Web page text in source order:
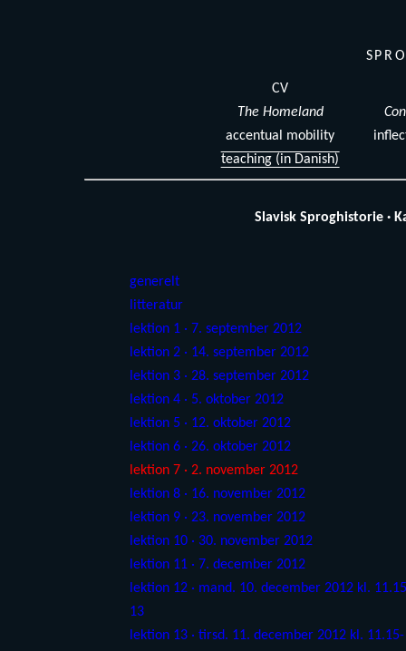
CV
The Homeland
accentual mobility
teaching (in Danish)
Slavisk Sproghistorie ·
generelt
litteratur
lektion 1 · 7. september 2012
lektion 2 · 14. september 2012
lektion 3 · 28. september 2012
lektion 4 · 5. oktober 2012
lektion 5 · 12. oktober 2012
lektion 6 · 26. oktober 2012
lektion 7 · 2. november 2012
lektion 8 · 16. november 2012
lektion 9 · 23. november 2012
lektion 10 · 30. november 2012
lektion 11 · 7. december 2012
lektion 12 · mand. 10. december 2012 kl.
13
lektion 13 · tirsd. 11. december 2012 kl. 11.15-